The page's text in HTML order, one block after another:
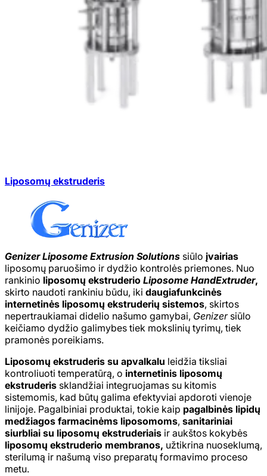
Liposomų ekstruderis
Genizer Liposome Extrusion Solutions siūlo įvairias
liposomų paruošimo ir dydžio kontrolės priemones. Nuo
rankinio liposomų ekstruderio Liposome HandExtruder,
skirto naudoti rankiniu būdu, iki daugiafunkcinės
internetinės liposomų ekstruderių sistemos, skirtos
nepertraukiamai didelio našumo gamybai, Genizersiūlo
keičiamo dydžio galimybes tiek mokslinių tyrimų, tiek
pramonės poreikiams.
Liposomų ekstruderis su apvalkalu leidžia tiksliai
kontroliuoti temperatūrą, o internetinis liposomų
ekstruderis sklandžiai integruojamas su kitomis
sistemomis, kad būtų galima efektyviai apdoroti vienoje
linijoje. Pagalbiniai produktai, tokie kaip pagalbinės lipidų
medžiagos farmacinėms liposomoms, sanitariniai
siurbliai su liposomų ekstruderiais ir aukštos kokybės
liposomų ekstruderio membranos, užtikrina nuoseklumą,
sterilumą ir našumą viso preparatų formavimo proceso
metu.